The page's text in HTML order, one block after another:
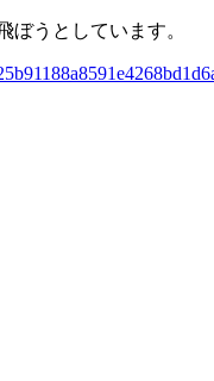
ぼうとしています。